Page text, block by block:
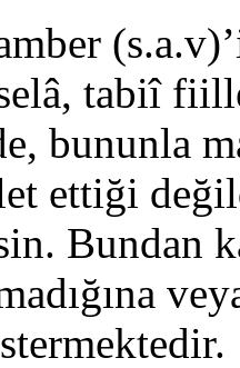
tabiî
bununla
ettiği
Bundan